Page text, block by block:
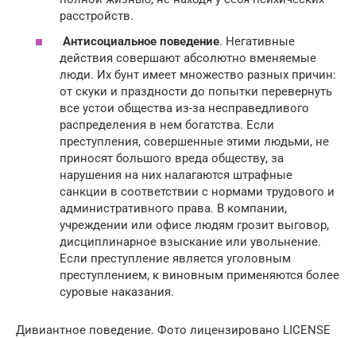
расстройств.
Антисоциальное поведение. Негативные
действия совершают абсолютно вменяемые
люди. Их бунт имеет множество разных причин:
от скуки и праздности до попытки перевернуть
все устои общества из-за несправедливого
распределения в нем богатства. Если
преступления, совершенные этими людьми, не
приносят большого вреда обществу, за
нарушения на них налагаются штрафные
санкции в соответствии с нормами трудового и
административного права. В компании,
учреждении или офисе людям грозит выговор,
дисциплинарное взыскание или увольнение.
Если преступление является уголовным
преступлением, к виновным применяются более
суровые наказания.
Дивиантное поведение. Фото лицензировано LICENSE